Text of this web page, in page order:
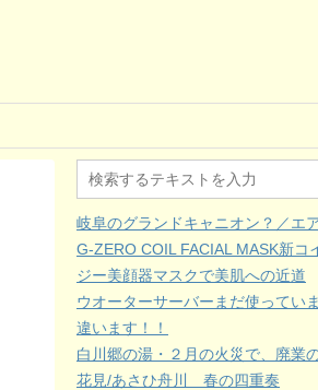
岐阜のグランドキャニオン？／エ
G-ZERO COIL FACIAL MASK新コ
ジー美顔器マスクで美肌への近道
ウオーターサーバーまだ使ってい
違います！！
白川郷の湯・２月の火災で、廃業
花見/あさひ舟川 春の四重奏